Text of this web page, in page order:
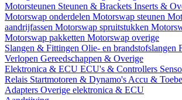
Motorsteunen Steunen & Brackets Inserts &
Motorswap onderdelen Motorswap steunen
aandrijfassen Motorswap spruitstukken
Motorswap pakketten Motorswap overige
Slangen & Fittingen Olie- en brandstofslangen
Verlopen Gereedschappen & Overige
Elektronica & ECU ECU's & Controllers
Relais Startmotoren & Dynamo's Accu &
Adapters Overige elektronica & ECU